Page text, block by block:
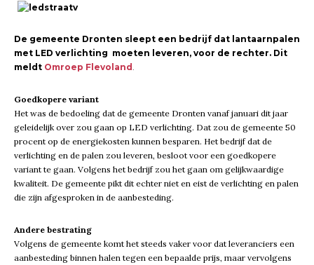
De gemeente Dronten sleept een bedrijf dat lantaarnpalen
met LED verlichting moeten leveren, voor de rechter. Dit
meldt Omroep Flevoland .
Goedkopere variant
Het was de bedoeling dat de gemeente Dronten vanaf januari dit jaar
geleidelijk over zou gaan op LED verlichting. Dat zou de gemeente 50
procent op de energiekosten kunnen besparen. Het bedrijf dat de
verlichting en de palen zou leveren, besloot voor een goedkopere
variant te gaan. Volgens het bedrijf zou het gaan om gelijkwaardige
kwaliteit. De gemeente pikt dit echter niet en eist de verlichting en palen
die zijn afgesproken in de aanbesteding.
Andere bestrating
Volgens de gemeente komt het steeds vaker voor dat leveranciers een
aanbesteding binnen halen tegen een bepaalde prijs, maar vervolgens